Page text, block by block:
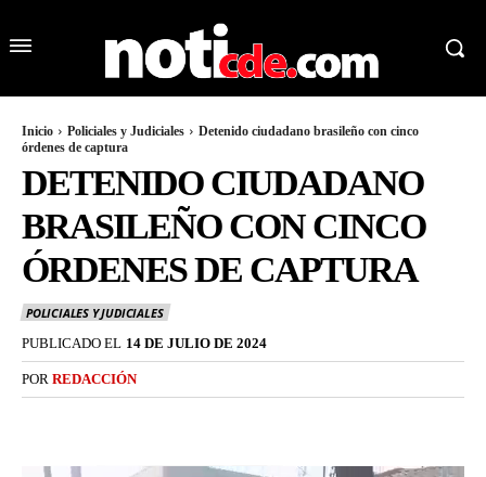
Inicio Policiales y Judiciales
Detenido ciudadano brasileño con cinco
órdenes de captura
DETENIDO CIUDADANO
BRASILEÑO CON CINCO
ÓRDENES DE CAPTURA
POLICIALES Y JUDICIALES
PUBLICADO EL 14 DE JULIO DE 2024
POR REDACCIÓN